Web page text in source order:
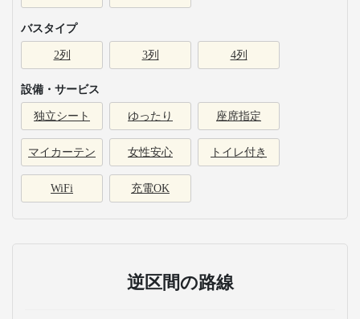
バスタイプ
2列 3列 4列
設備・サービス
独立シート ゆったり 座席指定
マイカーテン 女性安心 トイレ付き
WiFi 充電OK
逆区間の路線